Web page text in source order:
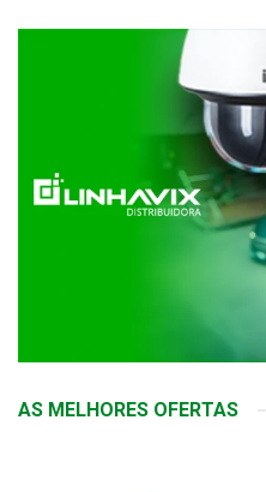
AS MELHORES OFERTAS